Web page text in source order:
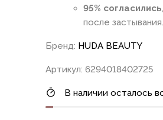
95% согласились
после застывания.
Бренд: HUDA BEAUTY
Артикул: 6294018402725
В наличии осталось